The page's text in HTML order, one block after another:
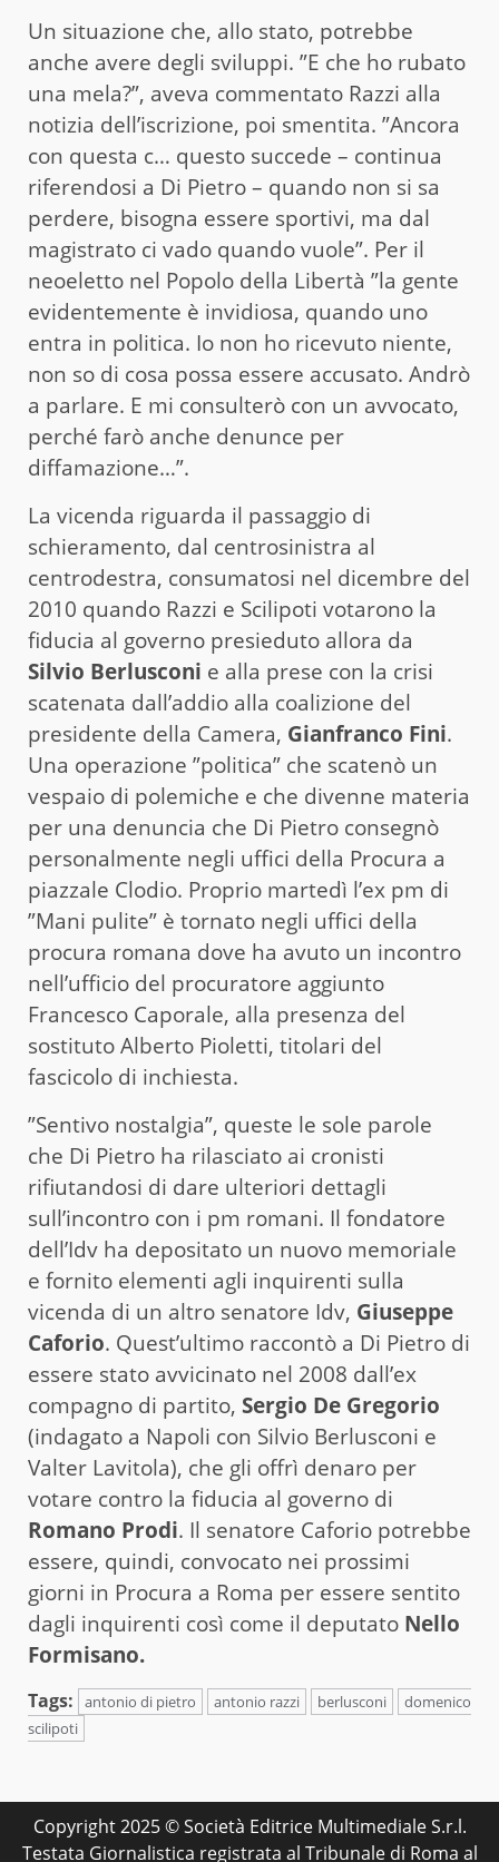
Un situazione che, allo stato, potrebbe
anche avere degli sviluppi. ”E che ho rubato
una mela?”, aveva commentato Razzi alla
notizia dell’iscrizione, poi smentita. ”Ancora
con questa c… questo succede – continua
riferendosi a Di Pietro – quando non si sa
perdere, bisogna essere sportivi, ma dal
magistrato ci vado quando vuole”. Per il
neoeletto nel Popolo della Libertà ”la gente
evidentemente è invidiosa, quando uno
entra in politica. Io non ho ricevuto niente,
non so di cosa possa essere accusato. Andrò
a parlare. E mi consulterò con un avvocato,
perché farò anche denunce per
diffamazione…”.
La vicenda riguarda il passaggio di
schieramento, dal centrosinistra al
centrodestra, consumatosi nel dicembre del
2010 quando Razzi e Scilipoti votarono la
fiducia al governo presieduto allora da
Silvio Berlusconi e alla prese con la crisi
scatenata dall’addio alla coalizione del
presidente della Camera, Gianfranco Fini.
Una operazione ”politica” che scatenò un
vespaio di polemiche e che divenne materia
per una denuncia che Di Pietro consegnò
personalmente negli uffici della Procura a
piazzale Clodio. Proprio martedì l’ex pm di
”Mani pulite” è tornato negli uffici della
procura romana dove ha avuto un incontro
nell’ufficio del procuratore aggiunto
Francesco Caporale, alla presenza del
sostituto Alberto Pioletti, titolari del
fascicolo di inchiesta.
”Sentivo nostalgia”, queste le sole parole
che Di Pietro ha rilasciato ai cronisti
rifiutandosi di dare ulteriori dettagli
sull’incontro con i pm romani. Il fondatore
dell’Idv ha depositato un nuovo memoriale
e fornito elementi agli inquirenti sulla
vicenda di un altro senatore Idv, Giuseppe
Caforio. Quest’ultimo raccontò a Di Pietro di
essere stato avvicinato nel 2008 dall’ex
compagno di partito, Sergio De Gregorio
(indagato a Napoli con Silvio Berlusconi e
Valter Lavitola), che gli offrì denaro per
votare contro la fiducia al governo di
Romano Prodi. Il senatore Caforio potrebbe
essere, quindi, convocato nei prossimi
giorni in Procura a Roma per essere sentito
dagli inquirenti così come il deputato Nello
Formisano.
Tags: antonio di pietro antonio razzi berlusconi
domenico
scilipoti
Copyright 2025 © Società Editrice Multimediale S.r.l.
Testata Giornalistica registrata al Tribunale di Roma al